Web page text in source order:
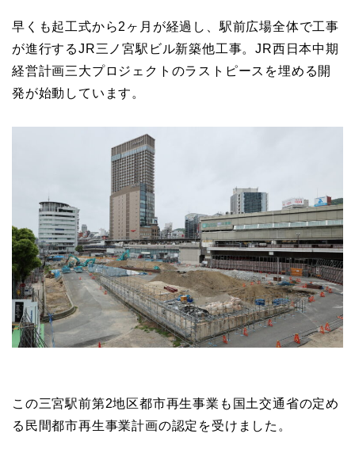
早くも起工式から2ヶ月が経過し、駅前広場全体で工事
が進行するJR三ノ宮駅ビル新築他工事。JR西日本中期
経営計画三大プロジェクトのラストピースを埋める開
発が始動しています。
この三宮駅前第2地区都市再生事業も国土交通省の定め
る民間都市再生事業計画の認定を受けました。